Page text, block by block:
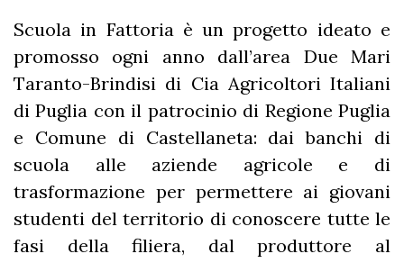
Scuola in Fattoria è un progetto ideato e
promosso ogni anno dall’area Due Mari
Taranto-Brindisi di Cia Agricoltori Italiani
di Puglia con il patrocinio di Regione Puglia
e Comune di Castellaneta: dai banchi di
scuola alle aziende agricole e di
trasformazione per permettere ai giovani
studenti del territorio di conoscere tutte le
fasi della filiera, dal produttore al